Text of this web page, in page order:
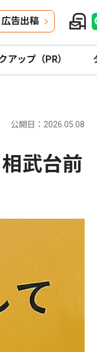
広告出稿
アップ（PR）
公開日：2026.05.08
武台前